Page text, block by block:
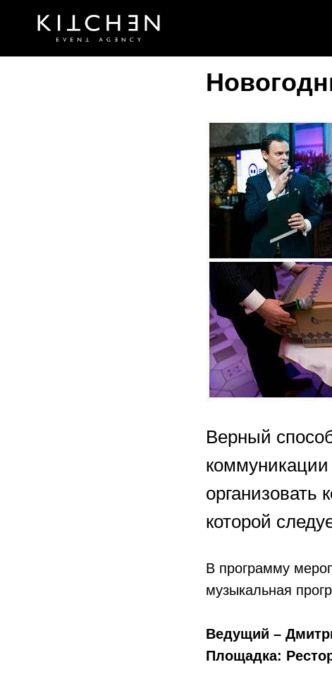
Верный
коммуникации
организовать
которой
В программу
музыкальная
Ведущий –
Площадка: